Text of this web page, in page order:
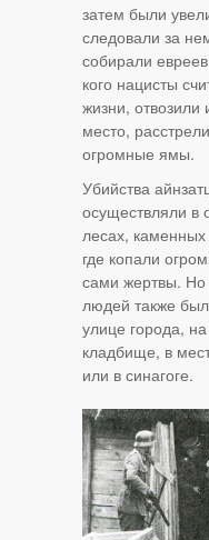
затем были
следовали за
собирали
кого нацисты
жизни, отвозили
место,
огромные ямы.
Убийства
осуществляли в
лесах, каменных
где копали
сами жертвы.
людей также
улице города,
кладбище, в
или в синагоге.